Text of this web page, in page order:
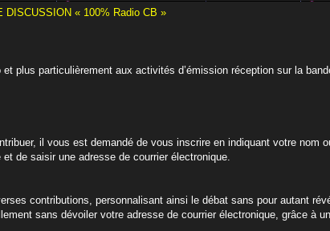
DISCUSSION « 100% Radio CB »
plus particulièrement aux activités d’émission réception sur la
il vous est demandé de vous inscrire en indiquant votre
de saisir une adresse de courrier électronique.
contributions, personnalisant ainsi le débat sans pour autant
sans dévoiler votre adresse de courrier électronique, grâce à